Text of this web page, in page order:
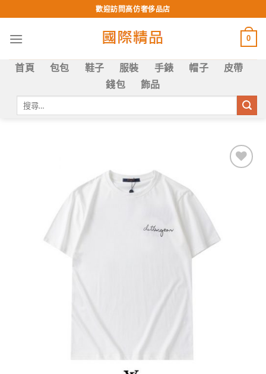
to
content
歡迎訪問高仿奢侈品店
0
首頁 包包 鞋子 服裝 手錶 帽子
皮帶
錢包
飾品